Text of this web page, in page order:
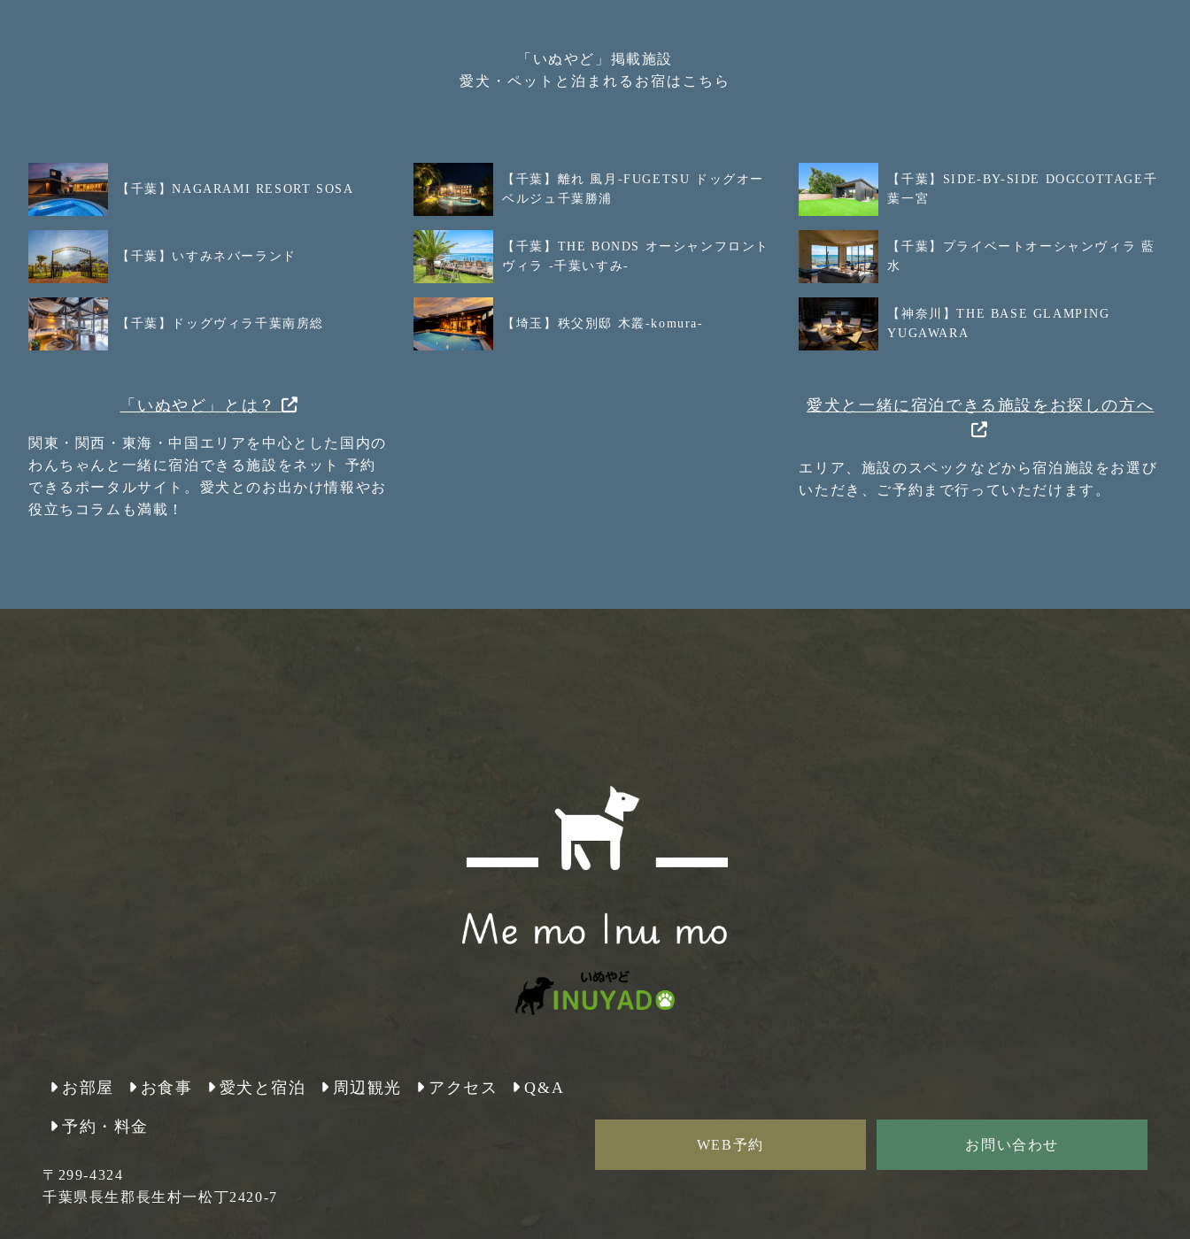
「いぬやど」掲載施設
愛犬・ペットと泊まれるお宿はこちら
【千葉】NAGARAMI RESORT SOSA
【千葉】離れ 風月-FUGETSU ドッグオー
ベルジュ千葉勝浦
【千葉】SIDE-BY-SIDE DOGCOTTAGE千
葉一宮
【千葉】いすみネバーランド
【千葉】THE BONDS オーシャンフロント
ヴィラ -千葉いすみ-
【千葉】プライベートオーシャンヴィラ 藍
水
【千葉】ドッグヴィラ千葉南房総 【埼玉】秩父別邸 木叢-komura-
【神奈川】THE BASE GLAMPING
YUGAWARA
「いぬやど」とは？
関東・関西・東海・中国エリアを中心とした国内の
わんちゃんと一緒に宿泊できる施設をネット 予約
できるポータルサイト。愛犬とのお出かけ情報やお
役立ちコラムも満載！
愛犬と一緒に宿泊できる施設をお探しの方へ
エリア、施設のスペックなどから宿泊施設をお選び
いただき、ご予約まで行っていただけます。
お部屋 お食事 愛犬と宿泊 周辺観光 アクセス Q&A
予約・料金
〒299-4324
千葉県長生郡長生村一松丁2420-7
WEB予約 お問い合わせ